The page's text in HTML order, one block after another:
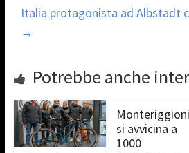
Italia protagonista ad Albstadt
→
Potrebbe anche
Monteriggioni
si avvicina a
1000